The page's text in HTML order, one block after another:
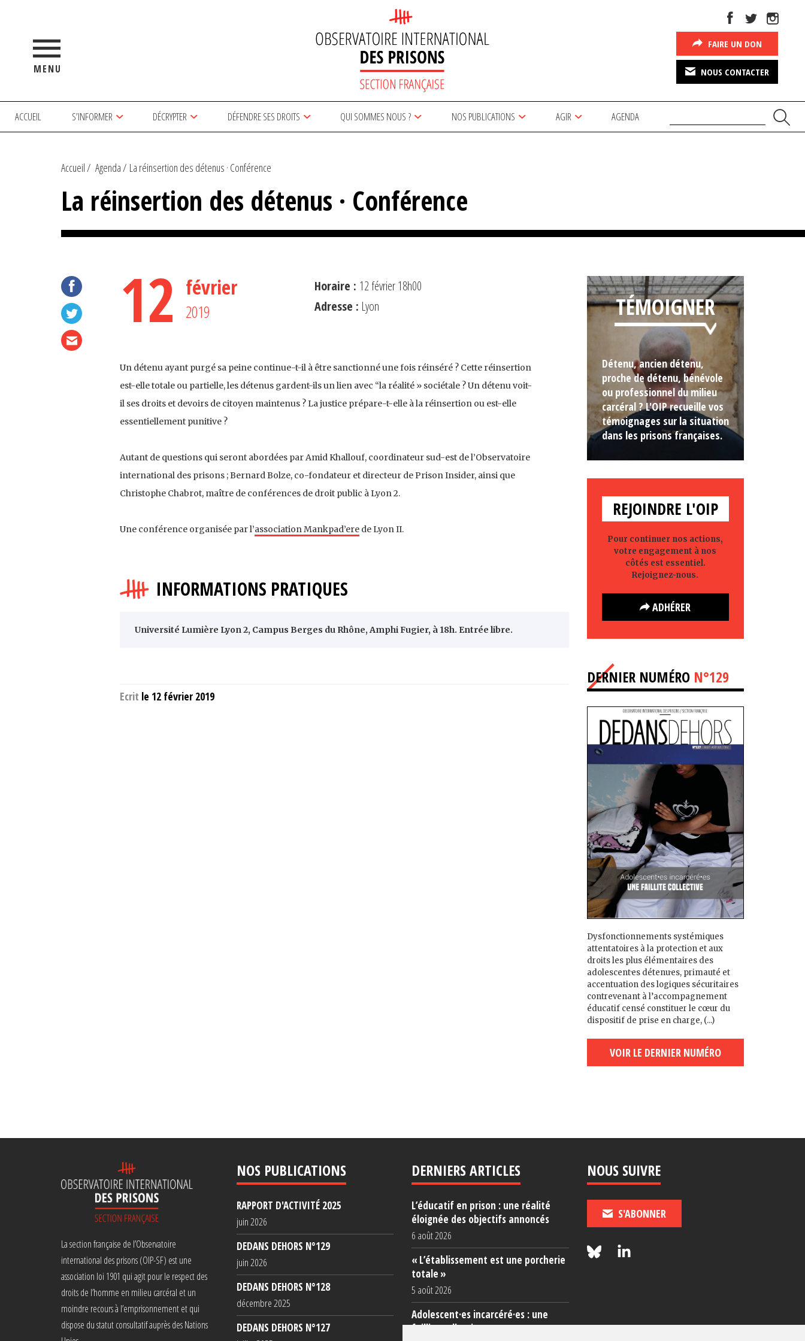
MENU
FAIRE UN DON
NOUS CONTACTER
ACCUEIL S’INFORMER DÉCRYPTER DÉFENDRE SES DROITS QUI SOMMES NOUS ? NOS PUBLICATIONS AGIR AGENDA
Accueil Agenda La réinsertion des détenus · Conférence
La réinsertion des détenus · Conférence
12 février
2019
Horaire : 12 février 18h00
Adresse : Lyon
Un détenu ayant purgé sa peine continue-t-il à être sanctionné une fois réinséré ? Cette réinsertion
est-elle totale ou partielle, les détenus gardent-ils un lien avec “la réalité » sociétale ? Un détenu voit-
il ses droits et devoirs de citoyen maintenus ? La justice prépare-t-elle à la réinsertion ou est-elle
essentiellement punitive ?
Autant de questions qui seront abordées par Amid Khallouf, coordinateur sud-est de l’Observatoire
international des prisons ; Bernard Bolze, co-fondateur et directeur de Prison Insider, ainsi que
Christophe Chabrot, maître de conférences de droit public à Lyon 2.
Une conférence organisée par l’association Mankpad’erede Lyon II.
INFORMATIONS PRATIQUES
Université Lumière Lyon 2, Campus Berges du Rhône, Amphi Fugier, à 18h. Entrée libre.
Ecrit le 12 février 2019
TÉMOIGNER
Détenu, ancien détenu,
proche de détenu, bénévole
ou professionnel du milieu
carcéral ? L'OIP recueille vos
témoignages sur la situation
dans les prisons françaises.
REJOINDRE L'OIP
Pour continuer nos actions,
votre engagement à nos
côtés est essentiel.
Rejoignez-nous.
ADHÉRER
DERNIER NUMÉRO N°129
Dysfonctionnements systémiques
attentatoires à la protection et aux
droits les plus élémentaires des
adolescent·es détenu·es, primauté et
accentuation des logiques sécuritaires
contrevenant à l’accompagnement
éducatif censé constituer le cœur du
dispositif de prise en charge, (...)
VOIR LE DERNIER NUMÉRO
La section française de l’Observatoire
international des prisons (OIP-SF) est une
association loi 1901 qui agit pour le respect des
droits de l’homme en milieu carcéral et un
moindre recours à l’emprisonnement et qui
dispose du statut consultatif auprès des Nations
NOS PUBLICATIONS
RAPPORT D'ACTIVITÉ 2025
juin 2026
DEDANS DEHORS N°129
juin 2026
DEDANS DEHORS N°128
décembre 2025
DEDANS DEHORS N°127
DERNIERS ARTICLES
L’éducatif en prison : une réalité
éloignée des objectifs annoncés
6 août 2026
« L’établissement est une porcherie
totale »
5 août 2026
Adolescent·es incarcéré·es : une
faillite collective
NOUS SUIVRE
S'ABONNER